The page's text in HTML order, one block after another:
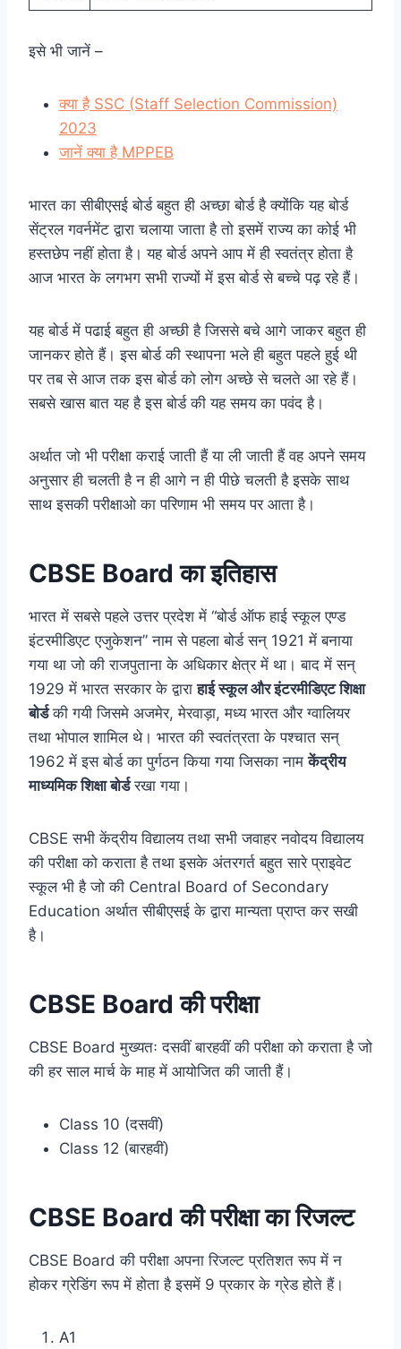
इसे भी जानें –
क्या है SSC (Staff Selection Commission)
2023
जानें क्या है MPPEB
भारत का सीबीएसई बोर्ड बहुत ही अच्छा बोर्ड है क्योंकि यह बोर्ड
सेंट्रल गवर्नमेंट द्वारा चलाया जाता है तो इसमें राज्य का कोई भी
हस्तछेप नहीं होता है। यह बोर्ड अपने आप में ही स्वतंत्र होता है
आज भारत के लगभग सभी राज्यों में इस बोर्ड से बच्चे पढ़ रहे हैं।
यह बोर्ड में पढाई बहुत ही अच्छी है जिससे बचे आगे जाकर बहुत ही
जानकर होते हैं। इस बोर्ड की स्थापना भले ही बहुत पहले हुई थी
पर तब से आज तक इस बोर्ड को लोग अच्छे से चलते आ रहे हैं।
सबसे खास बात यह है इस बोर्ड की यह समय का पवंद है।
अर्थात जो भी परीक्षा कराई जाती हैं या ली जाती हैं वह अपने समय
अनुसार ही चलती है न ही आगे न ही पीछे चलती है इसके साथ
साथ इसकी परीक्षाओ का परिणाम भी समय पर आता है।
CBSE Board का इतिहास
भारत में सबसे पहले उत्तर प्रदेश में “बोर्ड ऑफ हाई स्कूल एण्ड
इंटरमीडिएट एजुकेशन” नाम से पहला बोर्ड सन् 1921 में बनाया
गया था जो की राजपुताना के अधिकार क्षेत्र में था। बाद में सन्
1929 में भारत सरकार के द्वाराहाई स्कूल और इंटरमीडिएट शिक्षा
बोर्डकी गयी जिसमे अजमेर, मेरवाड़ा, मध्य भारत और ग्वालियर
तथा भोपाल शामिल थे। भारत की स्वतंत्रता के पश्चात सन्
1962 में इस बोर्ड का पुर्गठन किया गया जिसका नामकेंद्रीय
माध्यमिक शिक्षा बोर्डरखा गया।
CBSE सभी केंद्रीय विद्यालय तथा सभी जवाहर नवोदय विद्यालय
की परीक्षा को कराता है तथा इसके अंतरगर्त बहुत सारे प्राइवेट
स्कूल भी है जो की Central Board of Secondary
Education अर्थात सीबीएसई के द्वारा मान्यता प्राप्त कर सखी
है।
CBSE Board की परीक्षा
CBSE Board मुख्यतः दसवीं बारहवीं की परीक्षा को कराता है जो
की हर साल मार्च के माह में आयोजित की जाती हैं।
Class 10 (दसवीं)
Class 12 (बारहवीं)
CBSE Board की परीक्षा का रिजल्ट
CBSE Board की परीक्षा अपना रिजल्ट प्रतिशत रूप में न
होकर ग्रेडिंग रूप में होता है इसमें 9 प्रकार के ग्रेड होते हैं।
A1